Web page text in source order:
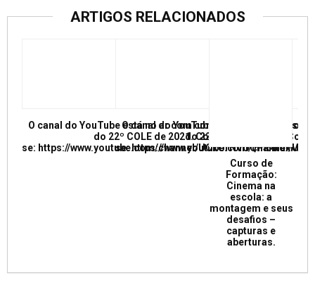
ARTIGOS RELACIONADOS
O canal do YouTube está no ar com conferências e mesas
do 22º COLE de 2021. Confira e inscreva
se: https://www.youtube.com/channel/
O canal do YouTube está no ar com
do 22º COLE de 2021.
se: https://www.youtube.com/channel/
Curso de
Formação:
Cinema na
escola: a
montagem e seus
desafios –
capturas e
aberturas.